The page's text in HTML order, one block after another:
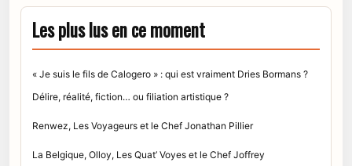
Les plus lus en ce moment
« Je suis le fils de Calogero » : qui est vraiment Dries Bormans ?
Délire, réalité, fiction… ou filiation artistique ?
Renwez, Les Voyageurs et le Chef Jonathan Pillier
La Belgique, Olloy, Les Quat’ Voyes et le Chef Joffrey